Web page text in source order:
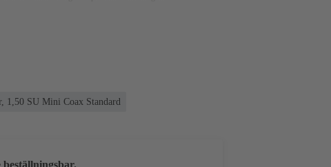
1,50 SU Mini Coax Standard